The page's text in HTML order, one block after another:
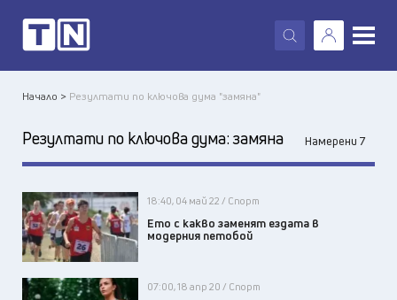
X
Начало > Резултати по ключова дума "замяна"
Резултати по ключова дума:замяна Намерени 7
18:40, 04 май 22 / Спорт
Ето с какво заменят ездата в
модерния петобой
07:00, 18 апр 20 / Спорт